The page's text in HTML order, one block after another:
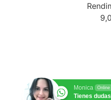
Monica Online
Tienes